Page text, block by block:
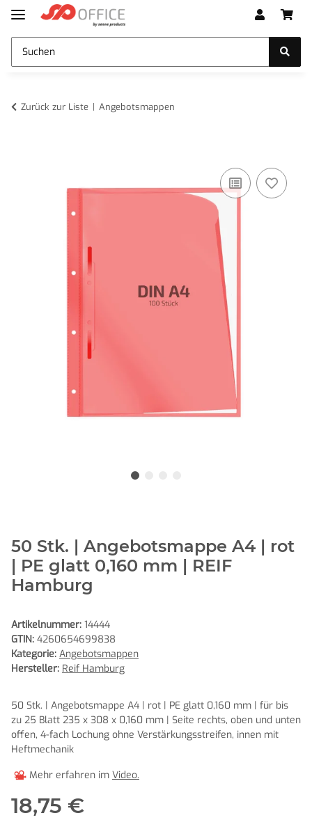
Zurück zur Liste Angebotsmappen
50 Stk. | Angebotsmappe A4 | rot
| PE glatt 0,160 mm | REIF
Hamburg
Artikelnummer: 14444
GTIN: 4260654699838
Kategorie: Angebotsmappen
Hersteller: Reif Hamburg
50 Stk. | Angebotsmappe A4 | rot | PE glatt 0,160 mm | für bis
zu 25 Blatt 235 x 308 x 0,160 mm | Seite rechts, oben und unten
offen, 4-fach Lochung ohne Verstärkungsstreifen, innen mit
Heftmechanik
Mehr erfahren im Video.
18,75 €